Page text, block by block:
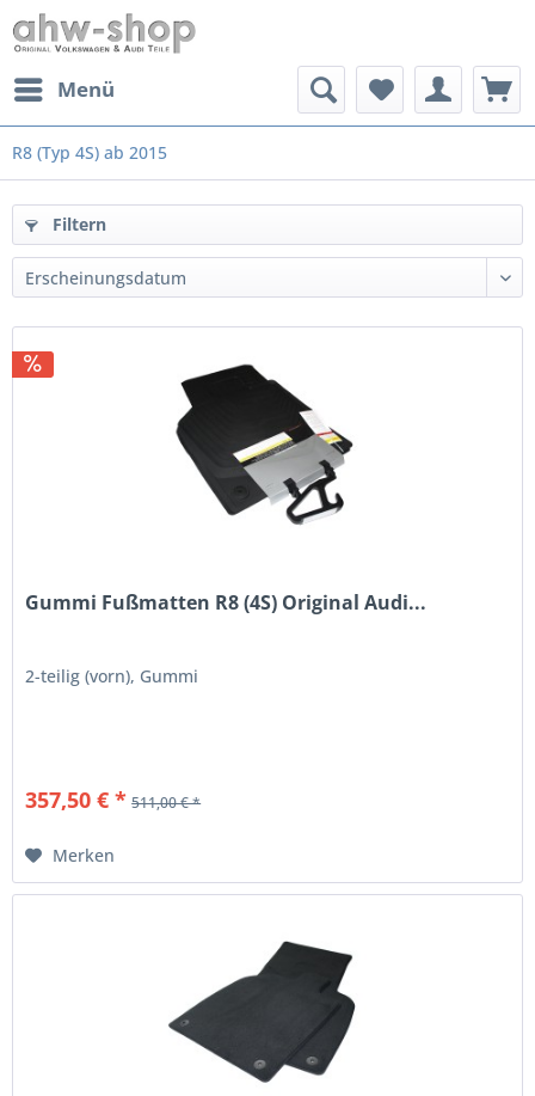
Menü
R8 (Typ 4S) ab 2015
Filtern
Gummi Fußmatten R8 (4S) Original Audi...
2-teilig (vorn), Gummi
357,50 € * 511,00 € *
Merken